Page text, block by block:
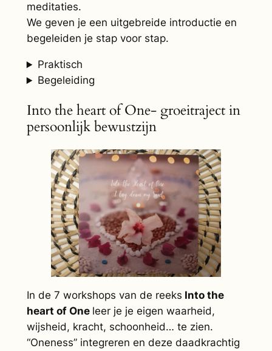
meditaties.
We geven je een uitgebreide introductie en
begeleiden je stap voor stap.
Praktisch
Begeleiding
Into the heart of One- groeitraject in
persoonlijk bewustzijn
In de 7 workshops van de reeks Into the
heart of One leer je je eigen waarheid,
wijsheid, kracht, schoonheid… te zien.
“Oneness” integreren en deze daadkrachtig